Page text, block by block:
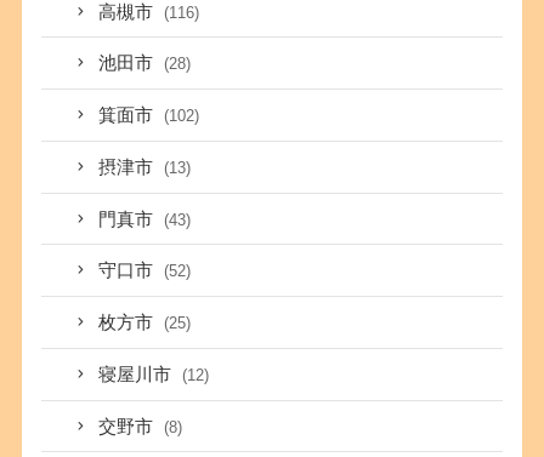
高槻市 (116)
池田市 (28)
箕面市 (102)
摂津市 (13)
門真市 (43)
守口市 (52)
枚方市 (25)
寝屋川市 (12)
交野市 (8)